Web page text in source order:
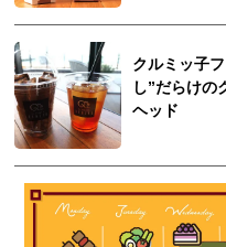
クルミッ子
し”だらけの
ヘッド